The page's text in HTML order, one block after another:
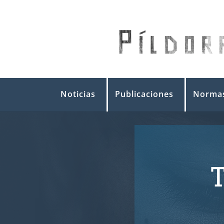
Noticias Publicaciones